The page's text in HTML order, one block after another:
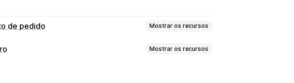
de pedido Mostrar os recursos
Mostrar os recursos